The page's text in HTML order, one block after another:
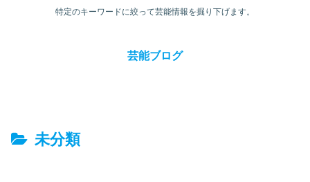
特定のキーワードに絞って芸能情報を掘り下げます。
芸能ブログ
未分類